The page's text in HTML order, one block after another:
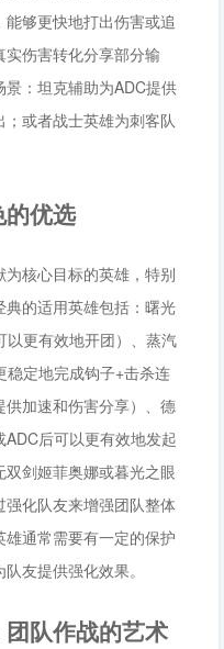
够更快地打出伤害或追
伤害转化分享部分输
：坦克辅助为ADC提供
或者战士英雄为刺客队
优选
核心目标的英雄，特别
的适用英雄包括：曙光
以更有效地开团）、蒸汽
稳定地完成钩子+击杀连
加速和伤害分享）、德
后可以更有效地发起
剑姬菲奥娜或暮光之眼
化队友来增强团队整体
通常需要有一定的保护
友提供强化效果。
队作战的艺术